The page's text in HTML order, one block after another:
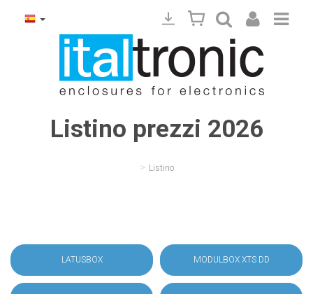
Listino prezzi 2026
> Listino
LATUSBOX MODULBOX XTS DD